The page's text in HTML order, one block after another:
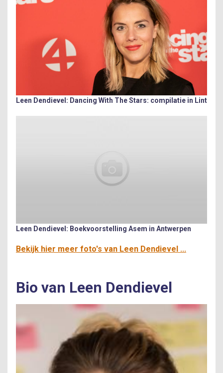
Leen Dendievel: Dancing With The Stars: compilatie in Lint
Leen Dendievel: Boekvoorstelling Asem in Antwerpen
Bekijk hier meer foto's van Leen Dendievel ...
Bio van Leen Dendievel